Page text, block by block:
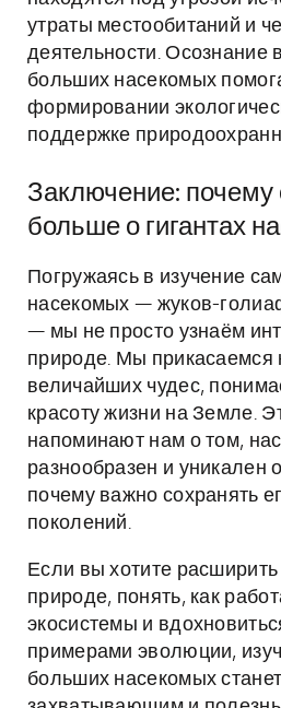
утраты местообитаний и
деятельности. Осознание
больших насекомых
формировании
поддержке
Заключение: почему
больше о гигантах
Погружаясь в изучение
насекомых — жуков-
— мы не просто узнаём
природе. Мы прикасаемся
величайших чудес,
красоту жизни на Земле.
напоминают нам о том,
разнообразен и
почему важно сохранять
поколений.
Если вы хотите
природе, понять, как
экосистемы и
примерами эволюции,
больших насекомых